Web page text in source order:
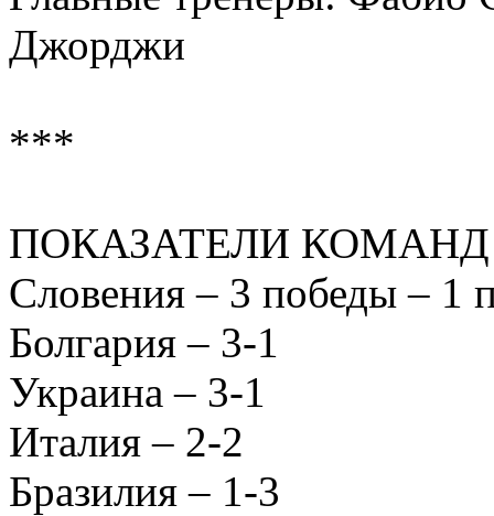
Джорджи
***
ПОКАЗАТЕЛИ
Словения – 3 победы – 1
Болгария – 3-1
Украина – 3-1
Италия – 2-2
Бразилия – 1-3